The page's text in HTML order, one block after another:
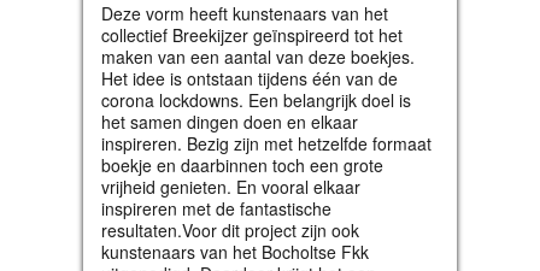
Deze vorm heeft kunstenaars van het
collectief Breekijzer geïnspireerd tot het
maken van een aantal van deze boekjes.
Het idee is ontstaan tijdens één van de
corona lockdowns. Een belangrijk doel is
het samen dingen doen en elkaar
inspireren. Bezig zijn met hetzelfde formaat
boekje en daarbinnen toch een grote
vrijheid genieten. En vooral elkaar
inspireren met de fantastische
resultaten.Voor dit project zijn ook
kunstenaars van het Bocholtse Fkk